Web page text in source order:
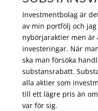
Investmentbolag är
av min portfölj och
nybörjaraktier men är
investeringar. När
ska man försöka
substansrabatt.
alla aktier som
till ett lägre pris än
var för sig.